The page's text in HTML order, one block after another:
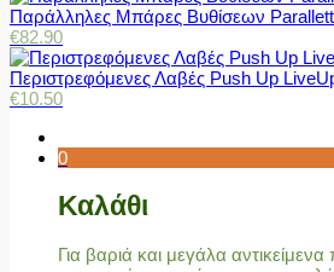
Παράλληλες Μπάρες Βυθίσεων
€82.90
Περιστρεφόμενες Λαβές Push Up
€10.50
0
Καλάθι
Για βαριά και μεγάλα